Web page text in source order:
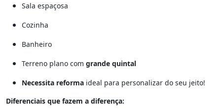
Sala espaçosa
Cozinha
Banheiro
Terreno plano com grande quintal
Necessita reforma ideal para personalizar do seu jeito!
Diferenciais que fazem a diferença: